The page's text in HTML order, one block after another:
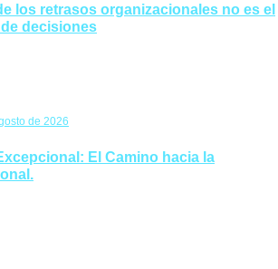
los retrasos organizacionales no es el
decisiones
de 2026
El Camino hacia la